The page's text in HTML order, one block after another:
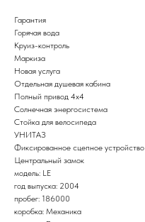
Гарантия
Горячая вода
Круиз-контроль
Маркиза
Новая услуга
Отдельная душевая кабина
Полный привод 4х4
Солнечная энергосистема
Стойка для велосипеда
УНИТАЗ
Фиксированное сцепное устройство
Центральный замок
модель: LE
год выпуска: 2004
пробег: 186000
коробка: Механика